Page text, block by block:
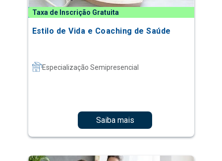
Taxa de Inscrição Gratuita
Estilo de Vida e Coaching de Saúde
Especialização Semipresencial
Saiba mais